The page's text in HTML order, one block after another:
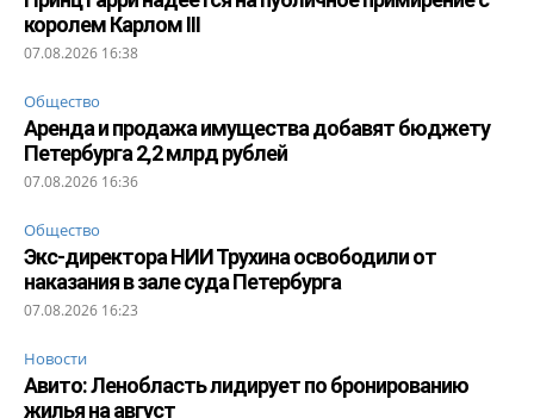
королем Карлом III
07.08.2026 16:38
Общество
Аренда и продажа имущества добавят бюджету
Петербурга 2,2 млрд рублей
07.08.2026 16:36
Общество
Экс-директора НИИ Трухина освободили от
наказания в зале суда Петербурга
07.08.2026 16:23
Новости
Авито: Ленобласть лидирует по бронированию
жилья на август